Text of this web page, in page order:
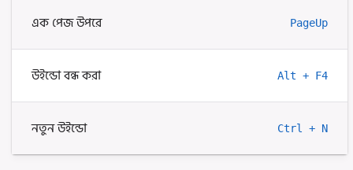
এক পেজ উপরে PageUp
উইন্ডো বন্ধ করা Alt + F4
নতুন উইন্ডো Ctrl + N